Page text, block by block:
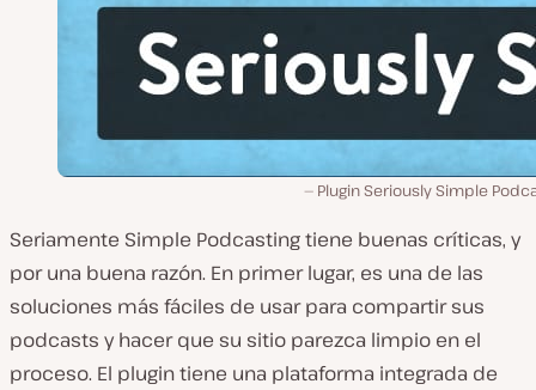
Plugin Seriously Simple
Seriamente Simple Podcasting tiene buenas críticas, y
por una buena razón. En primer lugar, es una de las
soluciones más fáciles de usar para compartir sus
podcasts y hacer que su sitio parezca limpio en el
proceso. El plugin tiene una plataforma integrada de